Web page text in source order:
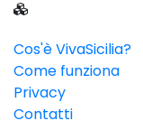
Cos'è VivaSicilia?
Come funziona
Privacy
Contatti